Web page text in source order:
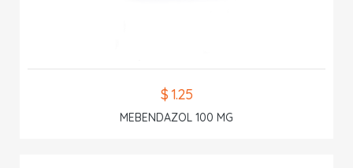
$ 1.25
MEBENDAZOL 100 MG